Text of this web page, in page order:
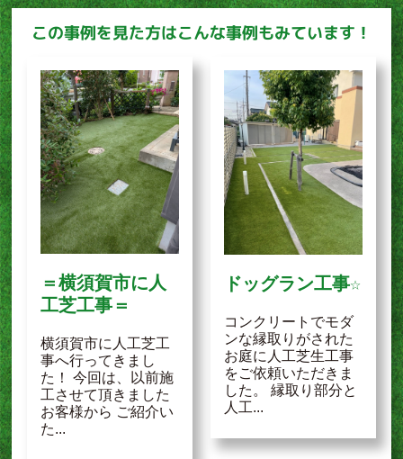
この事例を見た方はこんな事例もみています！
＝横須賀市に人
工芝工事＝
横須賀市に人工芝工
事へ行ってきまし
た！ 今回は、以前施
工させて頂きました
お客様から ご紹介い
た...
ドッグラン工事☆
コンクリートでモダ
ンな縁取りがされた
お庭に人工芝生工事
をご依頼いただきま
した。 縁取り部分と
人工...